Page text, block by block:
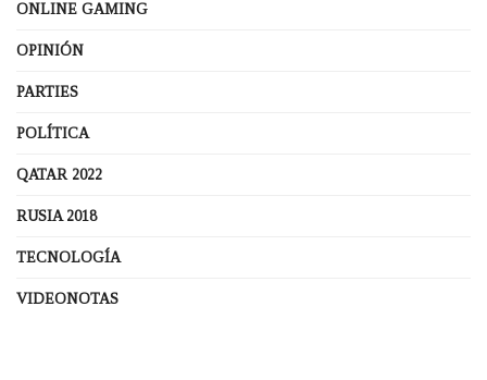
ONLINE GAMING
OPINIÓN
PARTIES
POLÍTICA
QATAR 2022
RUSIA 2018
TECNOLOGÍA
VIDEONOTAS